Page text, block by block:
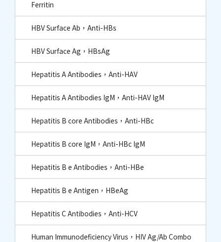
Ferritin
HBV Surface Ab，Anti-HBs
HBV Surface Ag，HBsAg
Hepatitis A Antibodies，Anti-HAV
Hepatitis A Antibodies IgM，Anti-HAV IgM
Hepatitis B core Antibodies，Anti-HBc​
Hepatitis B core IgM，Anti-HBc IgM​
Hepatitis B e Antibodies，Anti-HBe
Hepatitis B e Antigen，HBeAg
Hepatitis C Antibodies，Anti-HCV
Human Immunodeficiency Virus，HIV Ag/Ab Combo